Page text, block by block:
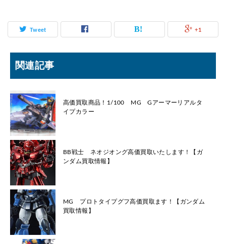
Tweet +1
関連記事
高価買取商品！1/100 MG Gアーマーリアルタ
イプカラー
BB戦士 ネオジオング高価買取いたします！【ガ
ンダム買取情報】
MG プロトタイプグフ高価買取ます！【ガンダム
買取情報】